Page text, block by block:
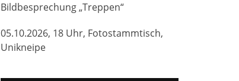
Bildbesprechung „Treppen“
05.10.2026, 18 Uhr, Fotostammtisch,
Unikneipe